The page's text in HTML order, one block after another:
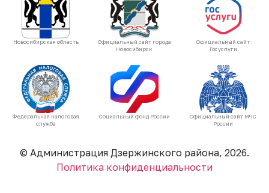
Новосибирская область
Официальный сайт города
Новосибирск
Официальный сайт
Госуслуги
Федеральная налоговая
служба
Социальный фонд России
Официальный сайт МЧС
России
© Администрация Дзержинского района, 2026.
Политика конфиденциальности